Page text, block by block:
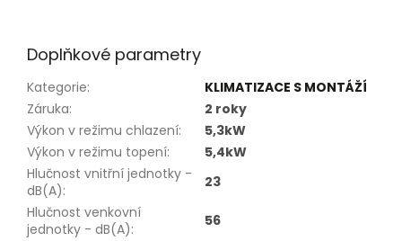
Doplňkové parametry
Kategorie:
KLIMATIZACE S MONTÁŽÍ
Záruka:
2 roky
Výkon v režimu chlazení:
5,3kW
Výkon v režimu topení:
5,4kW
Hlučnost vnitřní jednotky -
dB(A):
23
Hlučnost venkovní
jednotky - dB(A):
56